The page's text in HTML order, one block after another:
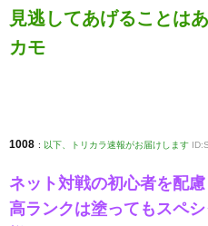
見逃してあげることは
カモ
1008 : 以下、トリカラ速報がお届けします
ネット対戦の初心者を配
高ランクは塗ってもスペ